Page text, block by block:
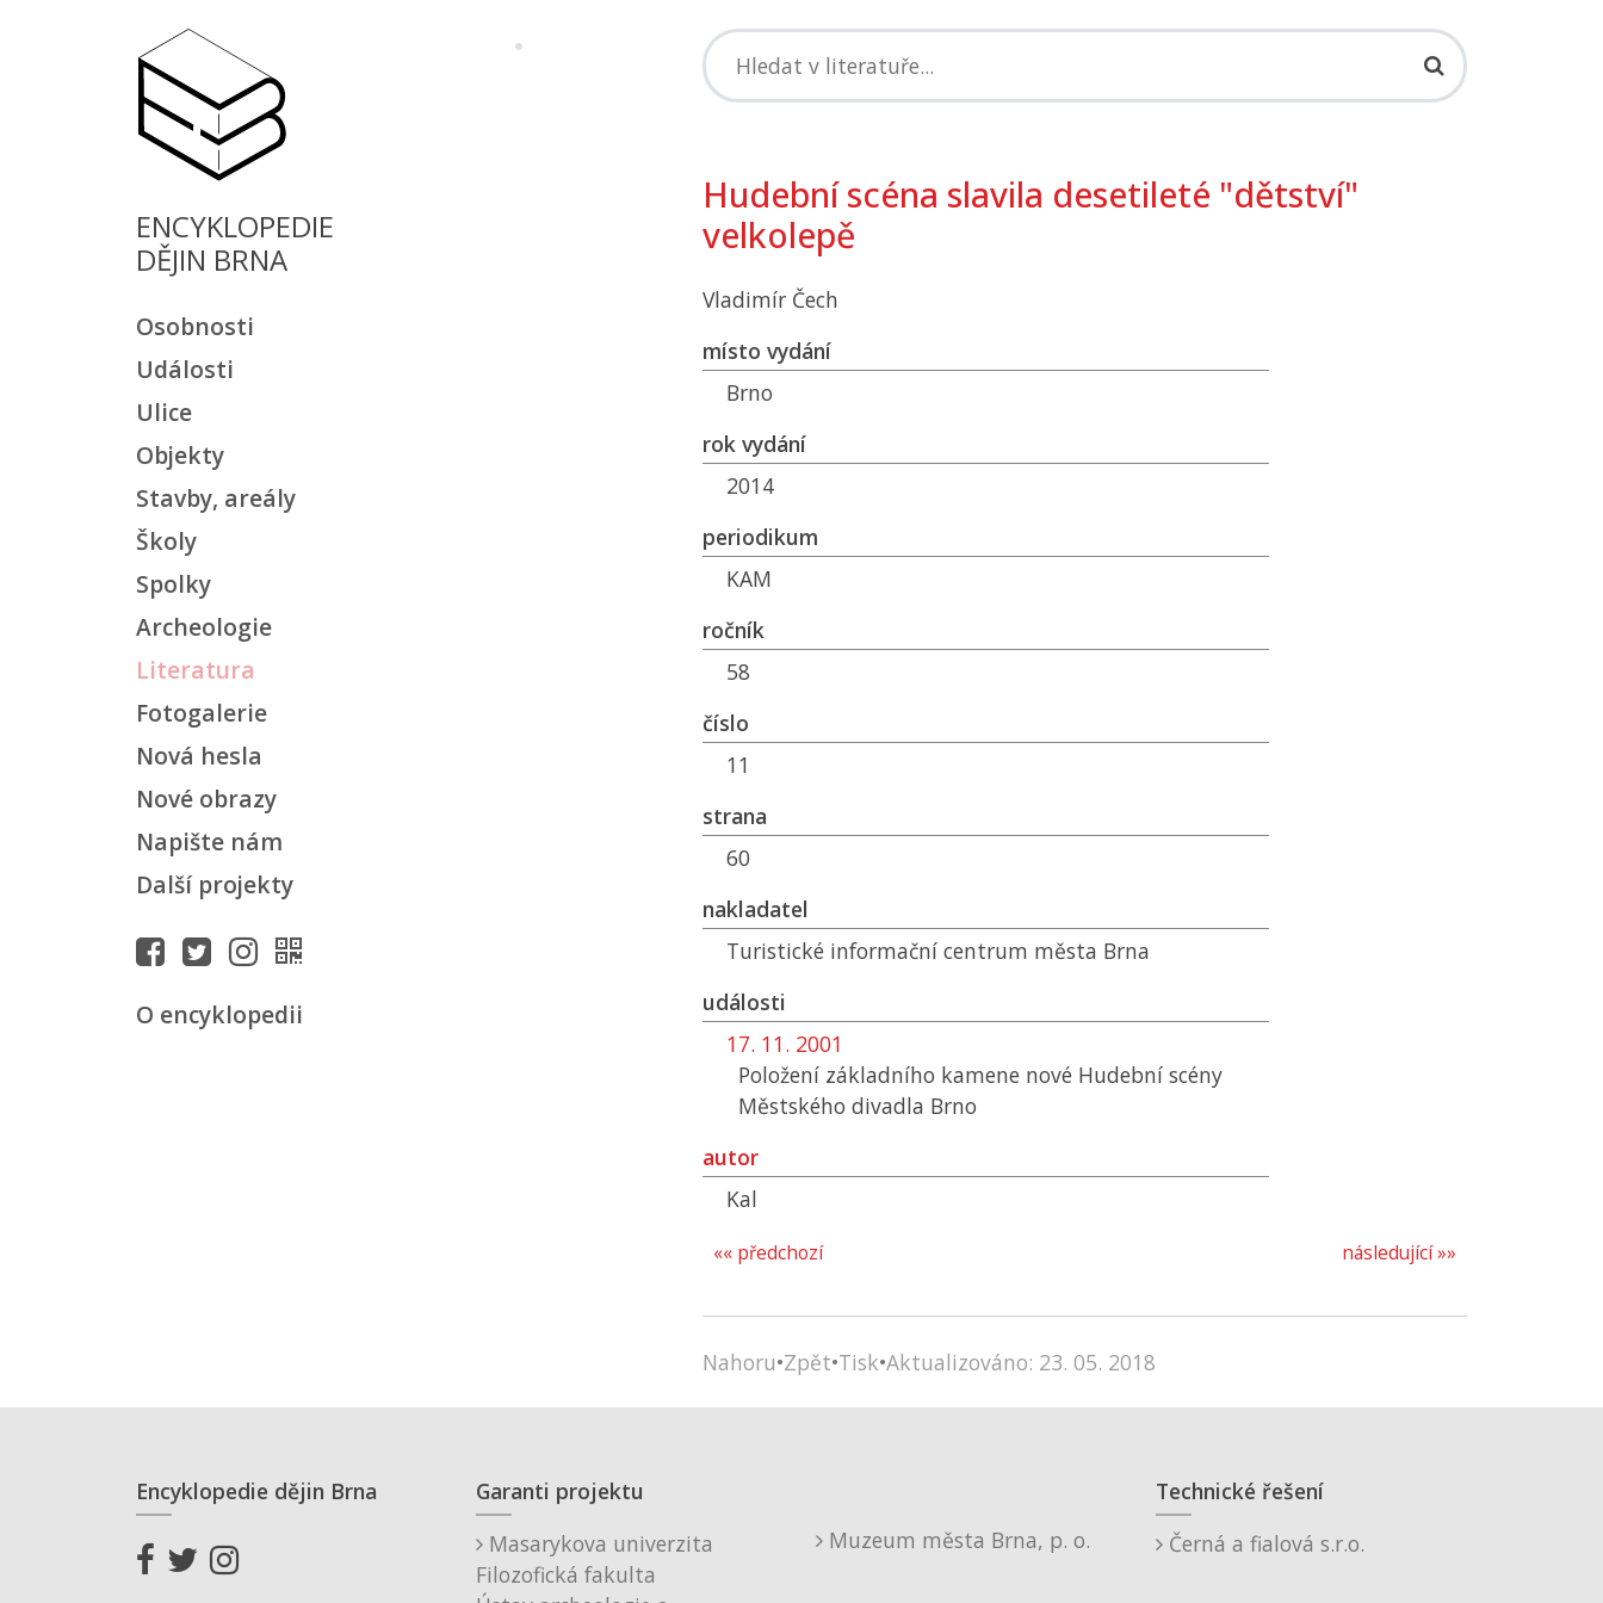
ENCYKLOPEDIE
DĚJIN BRNA
Osobnosti
Události
Ulice
Objekty
Stavby, areály
Školy
Spolky
Archeologie
Literatura
Fotogalerie
Nová hesla
Nové obrazy
Napište nám
Další projekty
O encyklopedii
Hudební scéna slavila desetileté "dětství"
velkolepě
Vladimír Čech
místo vydání
Brno
rok vydání
2014
periodikum
KAM
ročník
58
číslo
11
strana
60
nakladatel
Turistické informační centrum města Brna
události
17. 11. 2001
Položení základního kamene nové Hudební scény
Městského divadla Brno
autor
Kal
následující »»
«« předchozí
Nahoru•Zpět•Tisk•Aktualizováno: 23. 05. 2018
Encyklopedie dějin Brna
Garanti projektu
Masarykova univerzita
Filozofická fakulta
Muzeum města Brna, p. o.
Technické řešení
Černá a fialová s.r.o.